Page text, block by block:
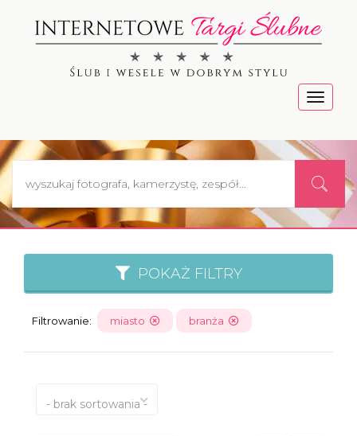
Menu
POKAŻ FILTRY
Filtrowanie: miasto branża
- brak sortowania -